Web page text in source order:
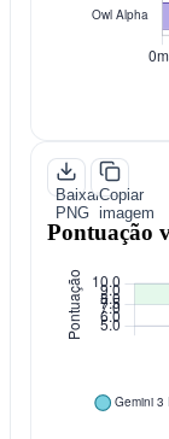
Baixar
PNG
Copiar
imagem
Pontuação